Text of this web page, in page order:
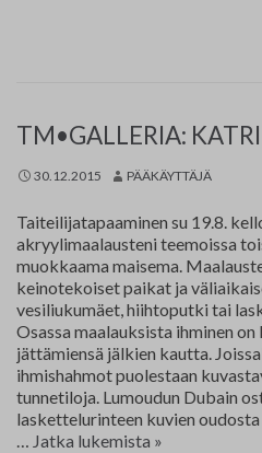
TM•GALLERIA:
30.12.2015 PÄÄKÄYTTÄJÄ
Taiteilijatapaaminen su 19.8.
akryylimaalausteni teemoissa
muokkaama maisema.
keinotekoiset paikat ja
vesiliukumäet, hiihtoputki tai
Osassa maalauksista ihminen on
jättämiensä jälkien kautta.
ihmishahmot puolestaan
tunnetiloja. Lumoudun Dubain
laskettelurinteen kuvien
… Jatka lukemista Katri
»